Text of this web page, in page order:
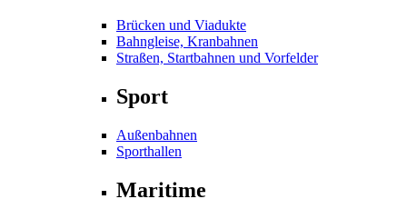
Brücken und Viadukte
Bahngleise, Kranbahnen
Straßen, Startbahnen und Vorfelder
Sport
Außenbahnen
Sporthallen
Maritime